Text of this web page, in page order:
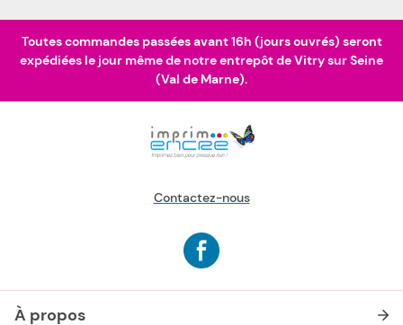
Toutes commandes passées avant 16h (jours ouvrés) seront
expédiées le jour même de notre entrepôt de Vitry sur Seine
(Val de Marne).
Contactez-nous
À propos